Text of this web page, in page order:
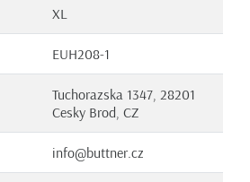
XL
EUH208-1
Tuchorazska 1347, 28201
Cesky Brod, CZ
info@buttner.cz